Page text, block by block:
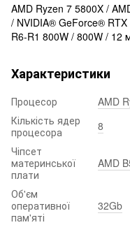
AMD Ryzen 7 5800X /
/ NVIDIA® GeForce®
R6-R1 800W / 800W / 12
Характеристики
Процесор
AMD
Кількість ядер
процесора
8
Чіпсет
материнської
плати
AMD
Об'єм
оперативної
пам'яті
32Gb